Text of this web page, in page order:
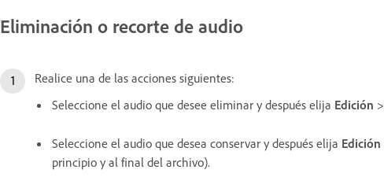
Eliminación o recorte de audio
Realice una de las acciones siguientes:
Seleccione el audio que desee eliminar y después elija Edición >
Seleccione el audio que desea conservar y después elija Edición
principio y al final del archivo).